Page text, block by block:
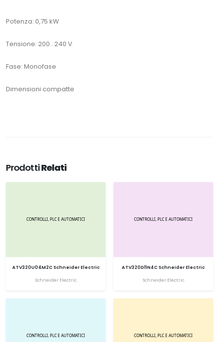
Potenza: 0,75 kW
Tensione: 200...240 V
Fase: Monofase
Dimensioni compatte
ProdottiRelati
ATV320U04M2C Schneider Electric
Schneider Electric
ATV320D11N4C Schneider Electric
Schneider Electric